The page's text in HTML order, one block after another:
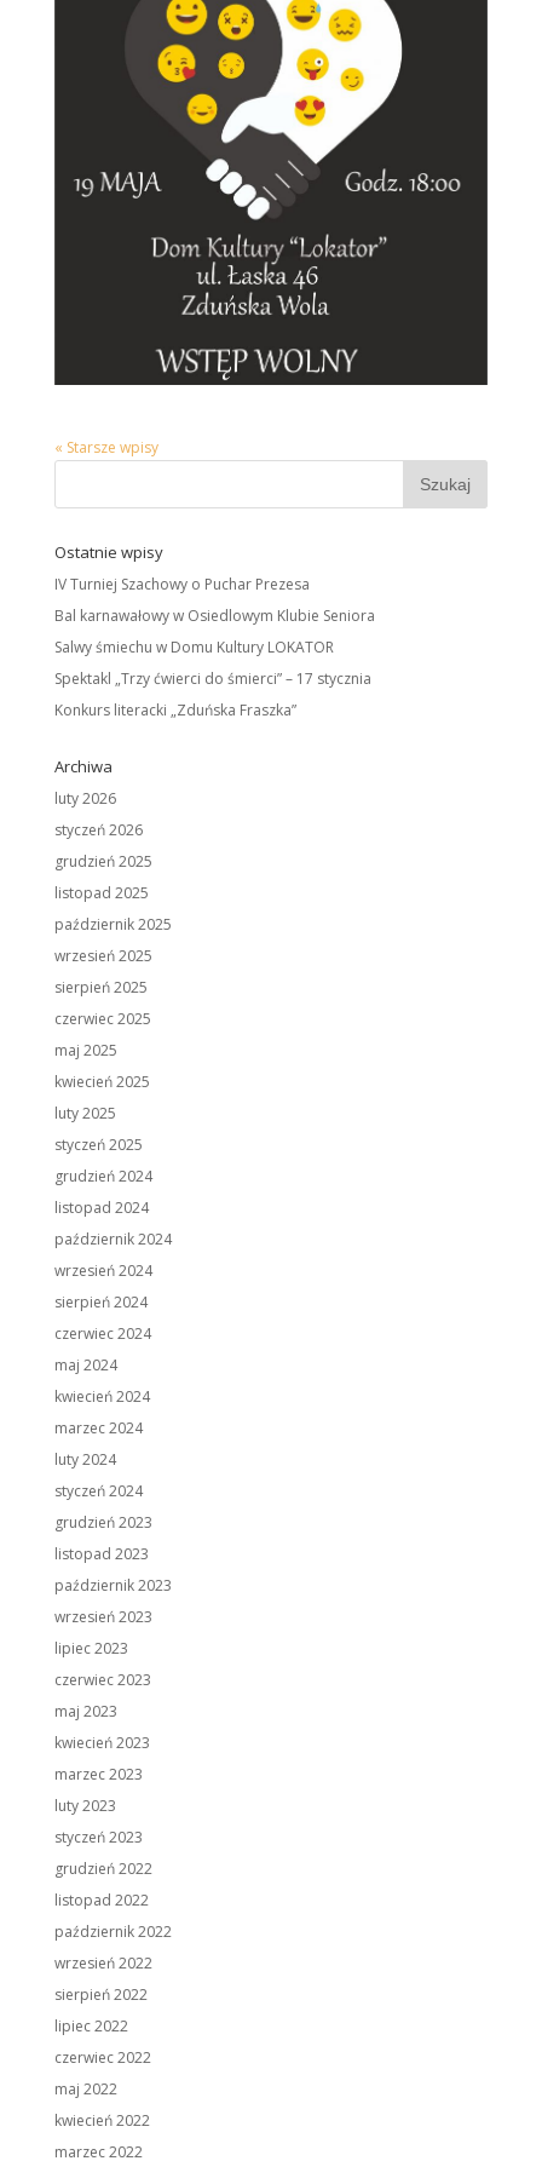
« Starsze wpisy
Ostatnie wpisy
IV Turniej Szachowy o Puchar Prezesa
Bal karnawałowy w Osiedlowym Klubie Seniora
Salwy śmiechu w Domu Kultury LOKATOR
Spektakl „Trzy ćwierci do śmierci” – 17 stycznia
Konkurs literacki „Zduńska Fraszka”
Archiwa
luty 2026
styczeń 2026
grudzień 2025
listopad 2025
październik 2025
wrzesień 2025
sierpień 2025
czerwiec 2025
maj 2025
kwiecień 2025
luty 2025
styczeń 2025
grudzień 2024
listopad 2024
październik 2024
wrzesień 2024
sierpień 2024
czerwiec 2024
maj 2024
kwiecień 2024
marzec 2024
luty 2024
styczeń 2024
grudzień 2023
listopad 2023
październik 2023
wrzesień 2023
lipiec 2023
czerwiec 2023
maj 2023
kwiecień 2023
marzec 2023
luty 2023
styczeń 2023
grudzień 2022
listopad 2022
październik 2022
wrzesień 2022
sierpień 2022
lipiec 2022
czerwiec 2022
maj 2022
kwiecień 2022
marzec 2022